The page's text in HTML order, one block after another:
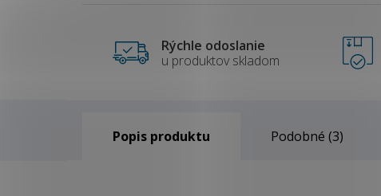
Rýchle odoslanie
u produktov skladom
Popis Podobné (3)